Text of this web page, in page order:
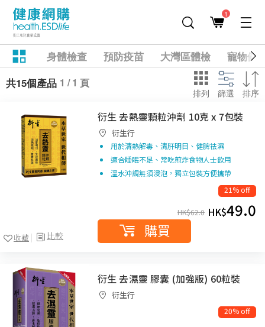
1
身體檢查 預防疫苗 大灣區體檢
寵物健
共15個產品 1 / 1 頁
排列 篩選 排序
比較
收藏
衍生 去熱靈顆粒沖劑 10克 x 7包裝
衍生行
用於清熱解毒、清肝明目、健脾祛濕
適合睡眠不足、常吃煎炸食物人士飲用
溫水沖調無須浸泡，獨立包裝方便攜帶
21% off
HK$62.0 HK$49.0
購買
衍生 去濕靈 膠囊 (加強版) 60粒裝
衍生行
20% off